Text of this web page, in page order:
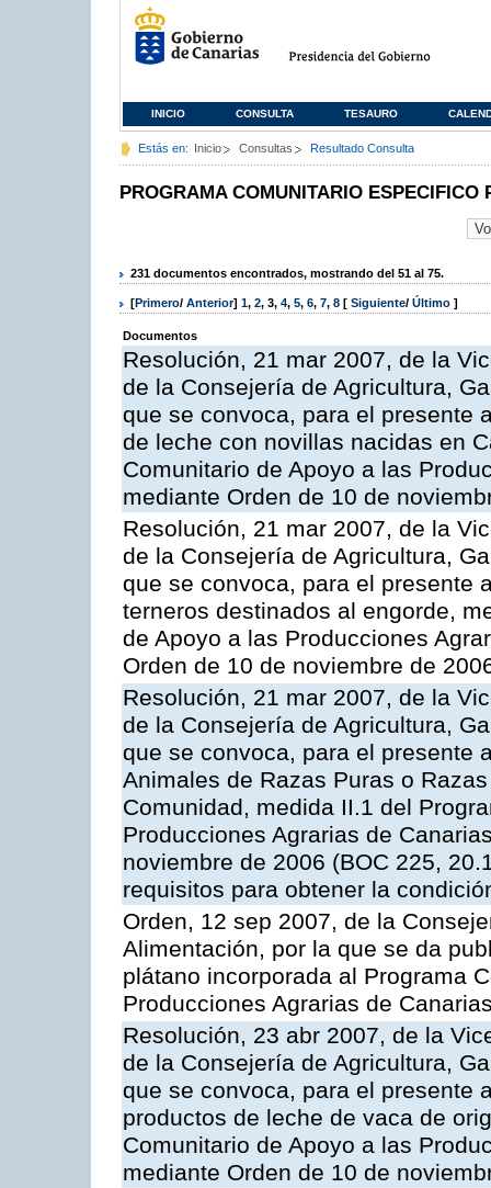
INICIO CONSULTA TESAURO
Estás en: Inicio Consultas Resultado Consulta
PROGRAMA COMUNITARIO ESPECIFICO
231 documentos encontrados, mostrando del 51 al 75.
[Primero/ Anterior] 1, 2, 3, 4, 5, 6, 7, 8 [ Siguiente/ Último ]
Documentos
Resolución, 21 mar 2007, de la
de la Consejería de Agricultura,
que se convoca, para el presente
de leche con novillas nacidas en
Comunitario de Apoyo a las
mediante Orden de 10 de
Resolución, 21 mar 2007, de la
de la Consejería de Agricultura,
que se convoca, para el presente
terneros destinados al engorde,
de Apoyo a las Producciones
Orden de 10 de noviembre de
Resolución, 21 mar 2007, de la
de la Consejería de Agricultura,
que se convoca, para el presente
Animales de Razas Puras o
Comunidad, medida II.1 del
Producciones Agrarias de
noviembre de 2006 (BOC 225,
requisitos para obtener la
Orden, 12 sep 2007, de la
Alimentación, por la que se da
plátano incorporada al Programa
Producciones Agrarias de
Resolución, 23 abr 2007, de la
de la Consejería de Agricultura,
que se convoca, para el presente
productos de leche de vaca de
Comunitario de Apoyo a las
mediante Orden de 10 de